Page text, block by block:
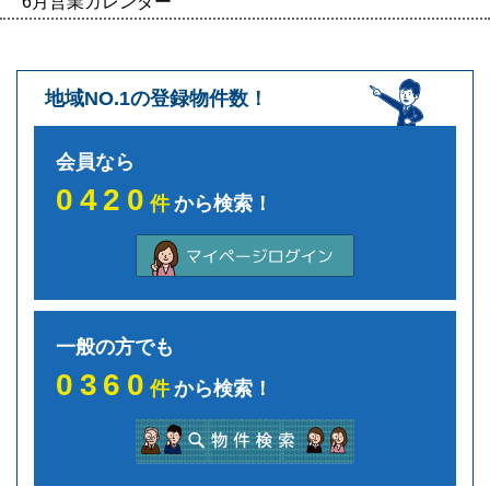
地域NO.1の登録物件数！
会員なら
0420件から検索！
一般の方でも
0360件から検索！